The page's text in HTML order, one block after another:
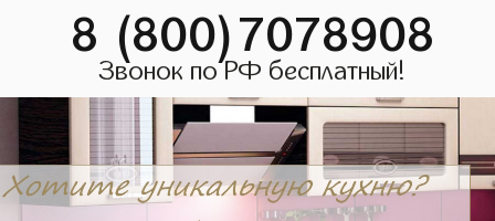
8 (800)7078908
Звонок по РФ бесплатный!